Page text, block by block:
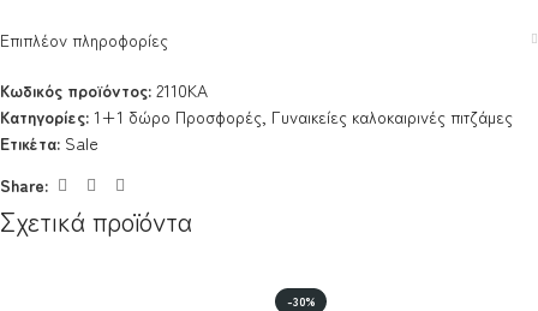
Επιπλέον πληροφορίες
Κωδικός προϊόντος: 2110ΚΑ
Κατηγορίες: 1+1 δώρο Προσφορές, Γυναικείες καλοκαιρινές πιτζάμες
Ετικέτα: Sale
Share:
Σχετικά προϊόντα
-30%